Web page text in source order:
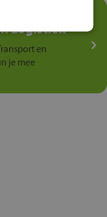
de
Logistiek
en
je mee